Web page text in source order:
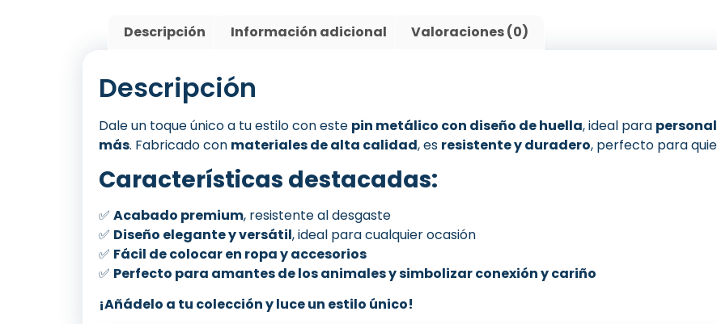
Descripción Información adicional Valoraciones (0)
Descripción
Dale un toque único a tu estilo con este pin metálico con diseño de huella, ideal para
más. Fabricado con materiales de alta calidad, es resistente y duradero, perfecto para
Características destacadas:
✅ Acabado premium, resistente al desgaste
✅ Diseño elegante y versátil, ideal para cualquier ocasión
✅ Fácil de colocar en ropa y accesorios
✅ Perfecto para amantes de los animales y simbolizar conexión y cariño
¡Añádelo a tu colección y luce un estilo único!